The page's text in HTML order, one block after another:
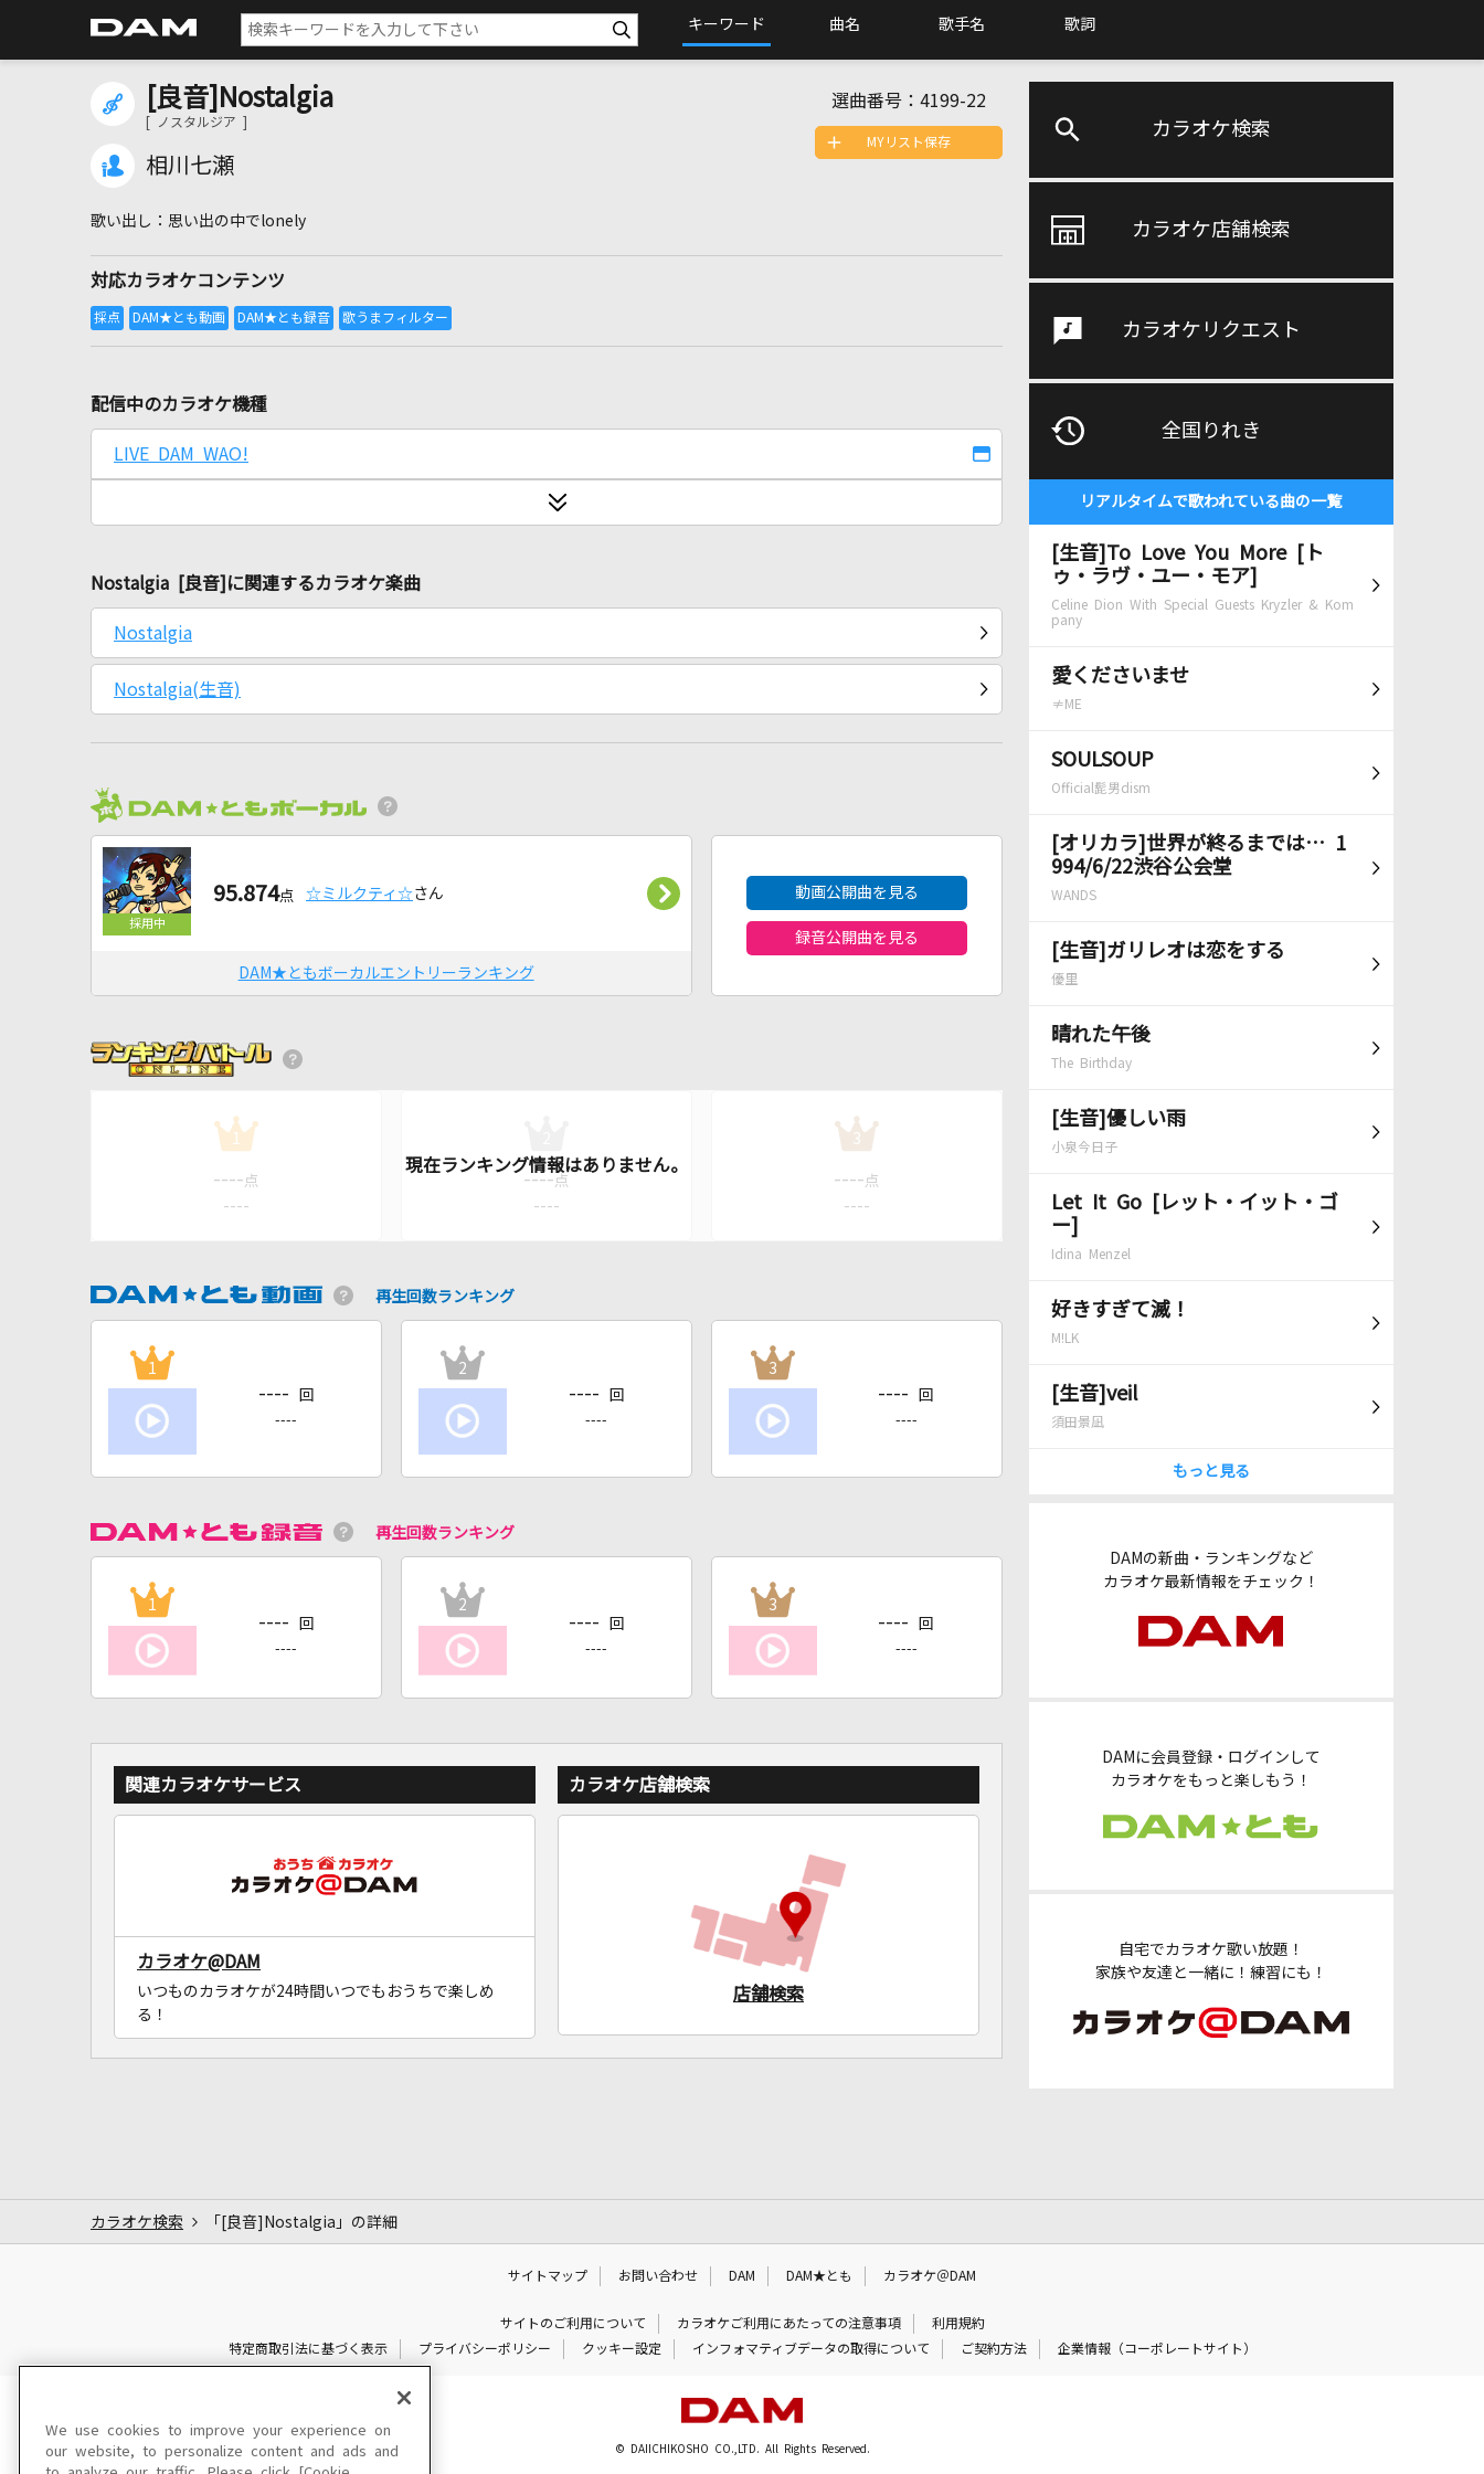
キーワード 曲名 歌手名 歌詞
カラオケ検索
カラオケ店舗検索
カラオケリクエスト
全国りれき
リアルタイムで歌われている曲の一覧
[生音]To Love You More [ト
ゥ・ラヴ・ユー・モア]
Celine Dion With Special Guests Kryzler & Kom
pany
愛くださいませ
≠ME
SOULSOUP
Official髭男dism
[オリカラ]世界が終るまでは… 1
994/6/22渋谷公会堂
WANDS
[生音]ガリレオは恋をする
優里
晴れた午後
The Birthday
[生音]優しい雨
小泉今日子
Let It Go [レット・イット・ゴ
ー]
Idina Menzel
好きすぎて滅！
M!LK
[生音]veil
須田景凪
もっと見る
DAMの新曲・ランキングなど
カラオケ最新情報をチェック！
DAMに会員登録・ログインして
カラオケをもっと楽しもう！
自宅でカラオケ歌い放題！
家族や友達と一緒に！練習にも！
[良音]Nostalgia
[ ノスタルジア ]
相川七瀬
選曲番号： 4199-22
思い出の中でlonely
対応カラオケコンテンツ
MYリスト保存
配信中のカラオケ機種
LIVE DAM WAO!
Nostalgia [良音]に関連するカラオケ楽曲
Nostalgia
Nostalgia(生音)
95.874点 ☆ミルクティ☆さん
DAM★ともボーカルエントリーランキング
動画公開曲を見る
録音公開曲を見る
1
---- 点
----
---- 点
----
3
---- 点
----
再生回数ランキング
1
---- 回
----
2
---- 回
----
3
---- 回
----
再生回数ランキング
1
---- 回
----
2
---- 回
----
3
---- 回
----
関連カラオケサービス
カラオケ@DAM
いつものカラオケが24時間いつでもおうちで楽しめ
る！
カラオケ店舗検索
店舗検索
カラオケ検索 「[良音]Nostalgia」の詳細
サイトマップ お問い合わせ DAM DAM★とも カラオケ＠DAM
サイトのご利用について カラオケご利用にあたっての注意事項
利用規約
特定商取引法に基づく表示
プライバシーポリシー クッキー設定 インフォマティブデータの取得について ご契約方法 企業情報（コーポレートサイト）
© DAIICHIKOSHO CO.,LTD. All Rights Reserved.
We use cookies to improve your experience on
our website, to personalize content and ads and